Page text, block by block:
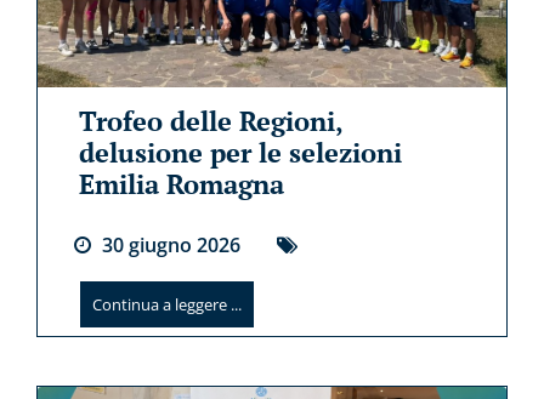
Trofeo delle Regioni,
delusione per le selezioni
Emilia Romagna
30giugno 2026
Continua a leggere ...